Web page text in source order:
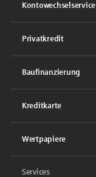
Kontowechselservice
Privatkredit
Baufinanzierung
Kreditkarte
Wertpapiere
Services